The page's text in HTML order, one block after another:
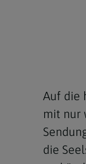
Auf die
mit nur
die